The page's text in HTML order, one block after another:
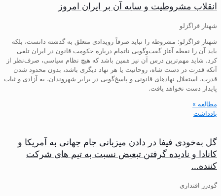
انقلاب مشروطیت و سایه آن بر ایران امروز
شهناز قراگزلو
شهناز قراگزلو: مشروطه را نباید صرفاً رویدادی متعلق به گذشته دانست، بلکه
باید آن را نقطه آغاز گفت‌وگویی ناتمام درباره حکومت قانون در ایران تلقی
کرد. شاید مهم‌ترین درس آن نیز همین باشد که هیچ نظام سیاسی، صرف‌نظر از
آنکه قدرت در دست شاه، روحانیت یا هر نهاد دیگری باشد، بدون محدود شدن
قدرت، استقلال نهادهای قانونی و پاسخ‌گویی در برابر شهروندان، به آزادی و ثبات
پایدار دست نخواهد یافت.
مطالعه »
یادداشت
گل به‌خودی فیفا در دادن میزبانی جام جهانی به آمریکا و
کانادا و نادیده گرفتن تبعیض نسبت به تیم های شرکت
کننده…
گودرز اقتداری